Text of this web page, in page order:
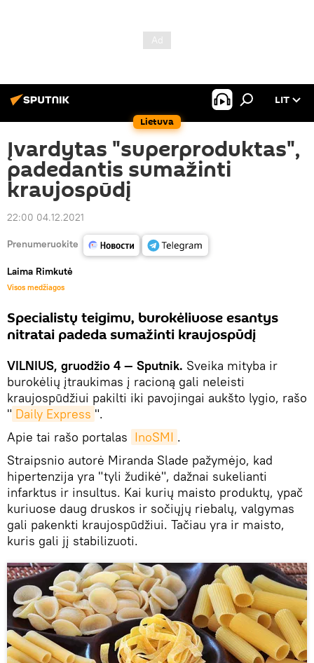
Lietuva
LIT
Įvardytas "superproduktas",
padedantis sumažinti
kraujospūdį
22:00 04.12.2021
Prenumeruokite
Laima Rimkutė
Visos medžiagos
Specialistų teigimu, burokėliuose esantys
nitratai padeda sumažinti kraujospūdį
VILNIUS, gruodžio 4 — Sputnik. Sveika mityba ir
burokėlių įtraukimas į racioną gali neleisti
kraujospūdžiui pakilti iki pavojingai aukšto lygio, rašo
" Daily Express ".
Apie tai rašo portalas InoSMI .
Straipsnio autorė Miranda Slade pažymėjo, kad
hipertenzija yra "tyli žudikė", dažnai sukelianti
infarktus ir insultus. Kai kurių maisto produktų, ypač
kuriuose daug druskos ir sočiųjų riebalų, valgymas
gali pakenkti kraujospūdžiui. Tačiau yra ir maisto,
kuris gali jį stabilizuoti.